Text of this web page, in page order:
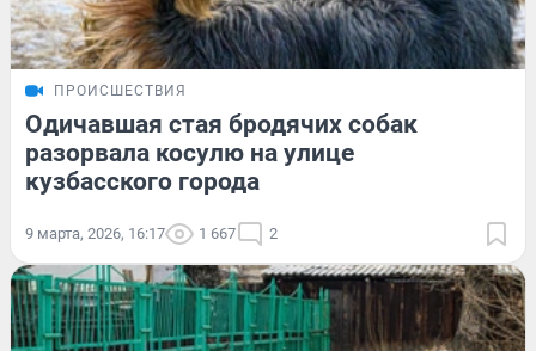
ПРОИСШЕСТВИЯ
Одичавшая стая бродячих собак
разорвала косулю на улице
кузбасского города
9 марта, 2026, 16:17 1 667 2